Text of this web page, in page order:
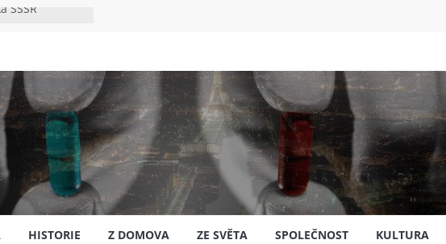
SSSR
HISTORIE Z DOMOVA ZE SVĚTA SPOLEČNOST KULTURA